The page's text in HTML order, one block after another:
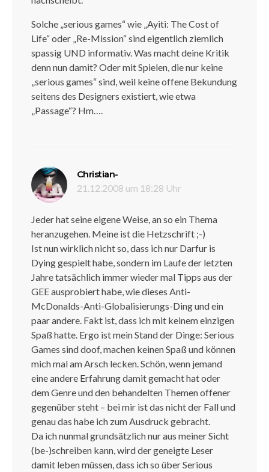
Solche „serious games“ wie „Ayiti: The Cost of
Life“ oder „Re-Mission“ sind eigentlich ziemlich
spassig UND informativ. Was macht deine Kritik
denn nun damit? Oder mit Spielen, die nur keine
„serious games“ sind, weil keine offene Bekundung
seitens des Designers existiert, wie etwa
„Passage“? Hm….
Christian-
21.12.2008 um 18:28 Uhr
Jeder hat seine eigene Weise, an so ein Thema
heranzugehen. Meine ist die Hetzschrift ;-)
Ist nun wirklich nicht so, dass ich nur Darfur is
Dying gespielt habe, sondern im Laufe der letzten
Jahre tatsächlich immer wieder mal Tipps aus der
GEE ausprobiert habe, wie dieses Anti-
McDonalds-Anti-Globalisierungs-Ding und ein
paar andere. Fakt ist, dass ich mit keinem einzigen
Spaß hatte. Ergo ist mein Stand der Dinge: Serious
Games sind doof, machen keinen Spaß und können
mich mal am Arsch lecken. Schön, wenn jemand
eine andere Erfahrung damit gemacht hat oder
dem Genre und den behandelten Themen offener
gegenüber steht – bei mir ist das nicht der Fall und
genau das habe ich zum Ausdruck gebracht.
Da ich nunmal grundsätzlich nur aus meiner Sicht
(be-)schreiben kann, wird der geneigte Leser
damit leben müssen, dass ich so über Serious